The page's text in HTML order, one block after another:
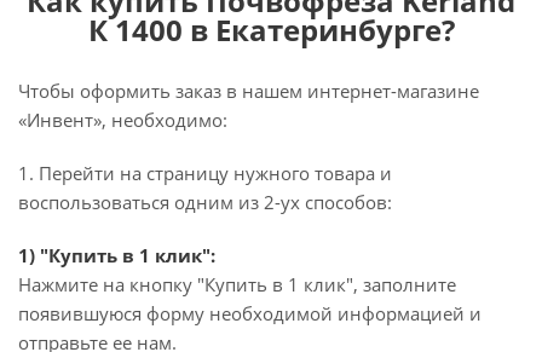
К 1400 в Екатеринбурге?
Чтобы оформить заказ в нашем интернет-магазине
«Инвент», необходимо:
1. Перейти на страницу нужного товара и
воспользоваться одним из 2-ух способов:
1) "Купить в 1 клик":
Нажмите на кнопку "Купить в 1 клик", заполните
появившуюся форму необходимой информацией и
отправьте ее нам.